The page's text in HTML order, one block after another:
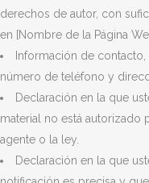
derechos de autor, con
en [Nombre de la Página
Información de
número de teléfono y
Declaración en la que
material no está autorizado
agente o la ley.
Declaración en la que